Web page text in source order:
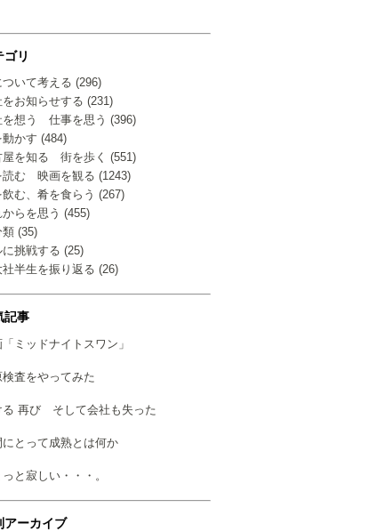
ゴリ
ついて考える (296)
をお知らせする (231)
を想う 仕事を思う (396)
動かす (484)
屋を知る 街を歩く (551)
読む 映画を観る (1243)
飲む、肴を食らう (267)
からを思う (455)
類 (35)
に挑戦する (25)
社半生を振り返る (26)
記事
ミッドナイトスワン」
検査をやってみた
る 再び そして会社も失った
にとって成熟とは何か
と寂しい・・・。
アーカイブ